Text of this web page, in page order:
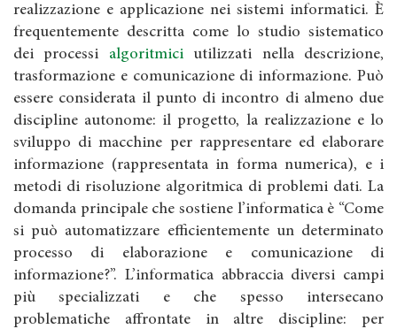
realizzazione e applicazione nei sistemi informatici. È
frequentemente descritta come lo studio sistematico
dei processi algoritmiciutilizzati nella descrizione,
trasformazione e comunicazione di informazione. Può
essere considerata il punto di incontro di almeno due
discipline autonome: il progetto, la realizzazione e lo
sviluppo di macchine per rappresentare ed elaborare
informazione (rappresentata in forma numerica), e i
metodi di risoluzione algoritmica di problemi dati. La
domanda principale che sostiene l’informatica è “Come
si può automatizzare efficientemente un determinato
processo di elaborazione e comunicazione di
informazione?”. L’informatica abbraccia diversi campi
più specializzati e che spesso intersecano
problematiche affrontate in altre discipline: per